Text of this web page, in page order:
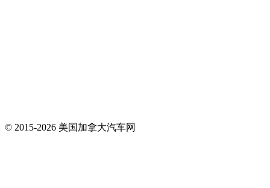
© 2015-2026 美国加拿大汽车网